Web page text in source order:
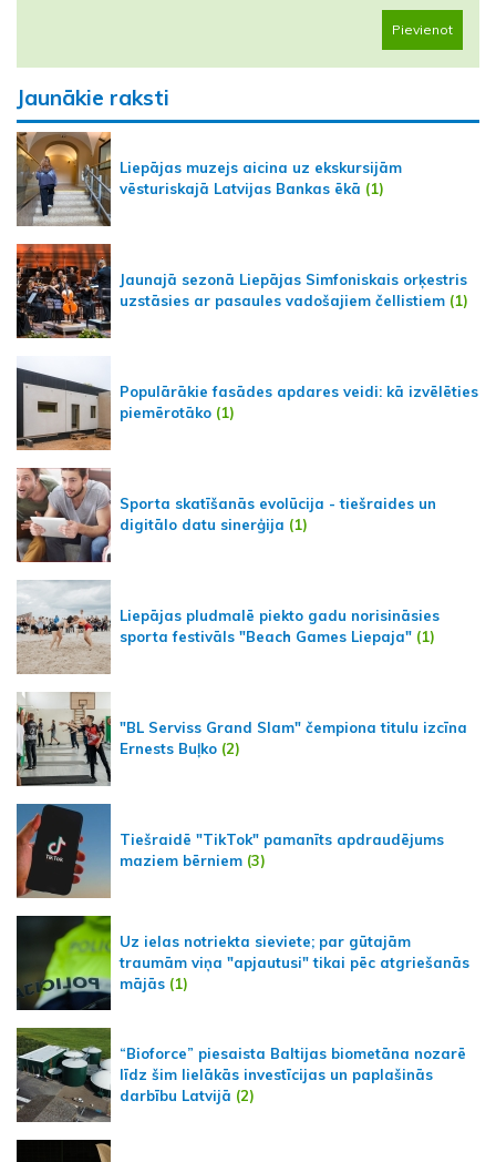
Pievienot
Jaunākie raksti
Liepājas muzejs aicina uz ekskursijām
vēsturiskajā Latvijas Bankas ēkā (1)
Jaunajā sezonā Liepājas Simfoniskais orķestris
uzstāsies ar pasaules vadošajiem čellistiem (1)
Populārākie fasādes apdares veidi: kā izvēlēties
piemērotāko (1)
Sporta skatīšanās evolūcija - tiešraides un
digitālo datu sinerģija (1)
Liepājas pludmalē piekto gadu norisināsies
sporta festivāls "Beach Games Liepaja" (1)
"BL Serviss Grand Slam" čempiona titulu izcīna
Ernests Buļko (2)
Tiešraidē "TikTok" pamanīts apdraudējums
maziem bērniem (3)
Uz ielas notriekta sieviete; par gūtajām
traumām viņa "apjautusi" tikai pēc atgriešanās
mājās (1)
“Bioforce” piesaista Baltijas biometāna nozarē
līdz šim lielākās investīcijas un paplašinās
darbību Latvijā (2)